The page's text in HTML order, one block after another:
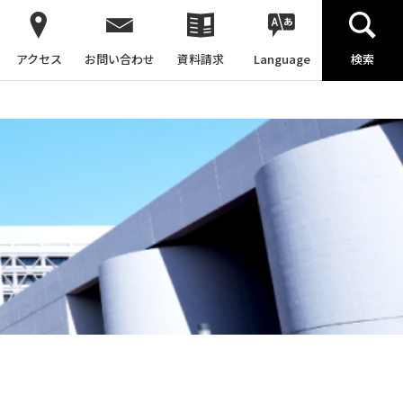
アクセス お問い合わせ 資料請求 Language 検索